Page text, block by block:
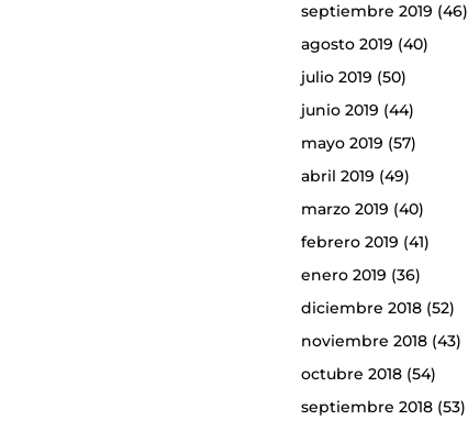
septiembre 2019 (46)
agosto 2019 (40)
julio 2019 (50)
junio 2019 (44)
mayo 2019 (57)
abril 2019 (49)
marzo 2019 (40)
febrero 2019 (41)
enero 2019 (36)
diciembre 2018(52)
noviembre 2018(43)
octubre 2018(54)
septiembre 2018(53)